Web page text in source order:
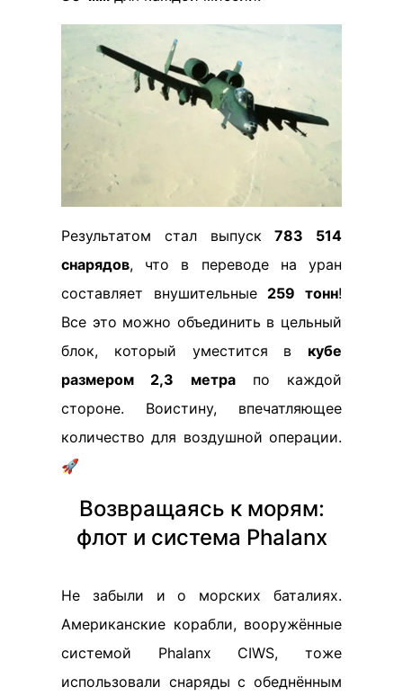
Результатом стал выпуск783 514
снарядов, что в переводе на уран
составляет внушительные 259 тонн!
Все это можно объединить в цельный
блок, который уместится в кубе
размером 2,3 метрапо каждой
стороне. Воистину, впечатляющее
количество для воздушной операции.
🚀
Возвращаясь к морям:
флот и система Phalanx
Не забыли и о морских баталиях.
Американские корабли, вооружённые
системой Phalanx CIWS, тоже
использовали снаряды с обеднённым